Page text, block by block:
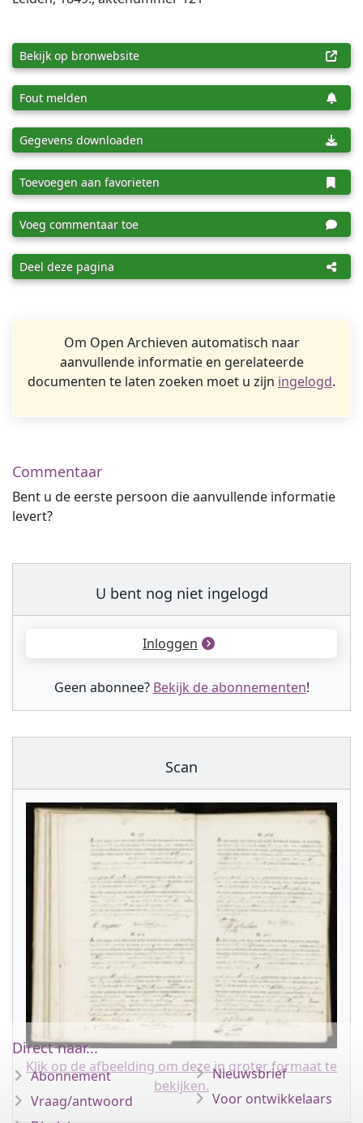
Bekijk op bronwebsite
Fout melden
Gegevens downloaden
Toevoegen aan favorieten
Voeg commentaar toe
Deel deze pagina
Om Open Archieven automatisch naar
aanvullende informatie en gerelateerde
documenten te laten zoeken moet u zijn ingelogd.
Commentaar
Bent u de eerste persoon die aanvullende informatie
levert?
U bent nog niet ingelogd
Inloggen
Geen abonnee? Bekijk de abonnementen!
Scan
Klik op de afbeelding om deze in groter formaat te
bekijken.
Direct naar...
Abonnement
Vraag/antwoord
Nieuwsbrief
Voor ontwikkelaars